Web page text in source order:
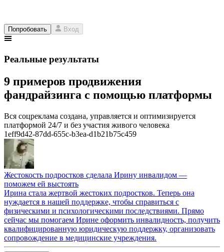
Попробовать Вход
Реальные результаты
9 примеров продвижения
фандрайзинга с помощью платформы
Вся соцреклама создана, управляется и оптимизируется
платформой 24/7 и без участия живого человека
1eff9d42-87dd-655c-b3ea-d1b21b75c459
Жестокость подростков сделала Ирину инвалидом —
поможем ей выстоять
Ирина стала жертвой жестоких подростков. Теперь она
нуждается в нашей поддержке, чтобы справиться с
физическими и психологическими последствиями. Прямо
сейчас мы помогаем Ирине оформить инвалидность, получить
квалифицированную юридическую поддержку, организовать
сопровождение в медицинские учреждения.